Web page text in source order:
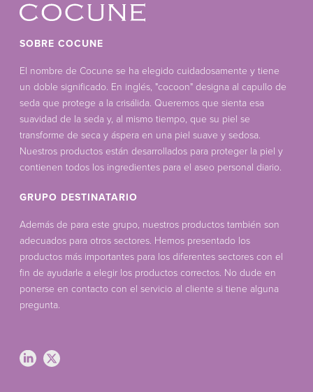
SOBRE COCUNE
El nombre de Cocune se ha elegido cuidadosamente y tiene
un doble significado. En inglés, "cocoon" designa al capullo de
seda que protege a la crisálida. Queremos que sienta esa
suavidad de la seda y, al mismo tiempo, que su piel se
transforme de seca y áspera en una piel suave y sedosa.
Nuestros productos están desarrollados para proteger la piel y
contienen todos los ingredientes para el aseo personal diario.
GRUPO DESTINATARIO
Además de para este grupo, nuestros productos también son
adecuados para otros sectores. Hemos presentado los
productos más importantes para los diferentes sectores con el
fin de ayudarle a elegir los productos correctos. No dude en
ponerse en contacto con el servicio al cliente si tiene alguna
pregunta.